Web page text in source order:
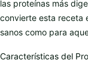
las proteínas más
convierte esta receta
sanos como para
Características del